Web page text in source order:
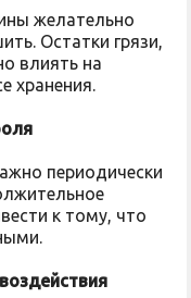
желательно
Остатки грязи,
влиять на
хранения.
периодически
к тому, что